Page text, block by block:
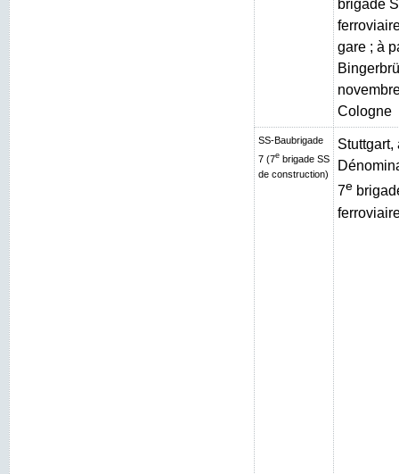
brigade
gare ; à
Cologne
SS-Baubrigade
7 (7e brigade SS
de construction)
Stuttgart,
7e